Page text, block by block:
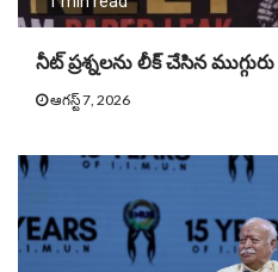
నీట్ ప్ర‌శ్న‌ల‌ను లీక్ చేసిన ముగ్గురు
ఆగస్ట్ 7, 2026